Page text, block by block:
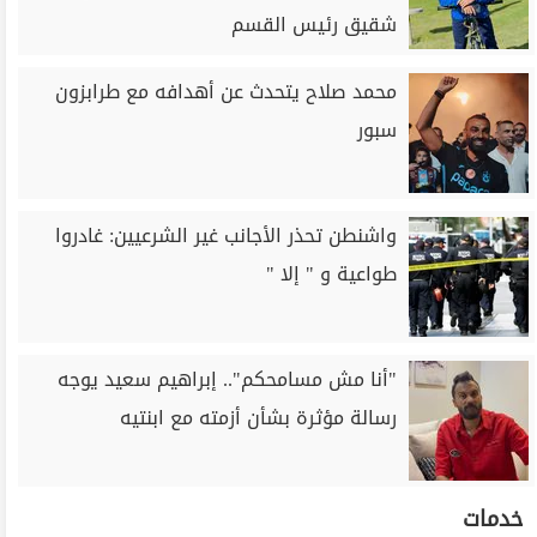
شقيق رئيس القسم
محمد صلاح يتحدث عن أهدافه مع طرابزون
سبور
واشنطن تحذر الأجانب غير الشرعيين: غادروا
طواعية و " إلا "
"أنا مش مسامحكم".. إبراهيم سعيد يوجه
رسالة مؤثرة بشأن أزمته مع ابنتيه
خدمات